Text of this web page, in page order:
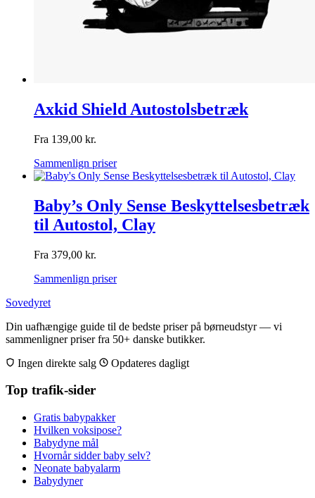
Axkid Shield Autostolsbetræk
Fra 139,00 kr.
Sammenlign priser
Baby’s Only Sense Beskyttelsesbetræk
til Autostol, Clay
Fra 379,00 kr.
Sammenlign priser
Sovedyret
Din uafhængige guide til de bedste priser på børneudstyr — vi
sammenligner priser fra 50+ danske butikker.
Ingen direkte salg
Opdateres dagligt
Top trafik-sider
Gratis babypakker
Hvilken voksipose?
Babydyne mål
Hvornår sidder baby selv?
Neonate babyalarm
Babydyner